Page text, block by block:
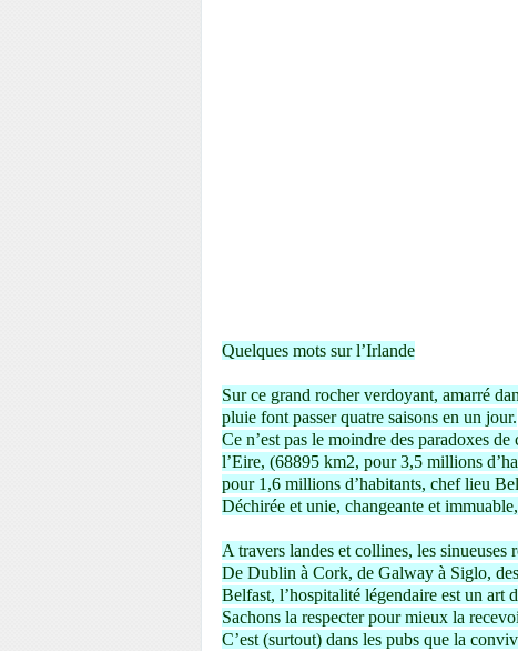
Quelques mots sur l’Irlande
Sur ce grand rocher verdoyant, amarré
pluie font passer quatre saisons en un jour.
Ce n’est pas le moindre des paradoxes
l’Eire, (68895 km2, pour 3,5 millions
pour 1,6 millions d’habitants, chef lieu
Déchirée et unie, changeante et
A travers landes et collines, les sinueuses
De Dublin à Cork, de Galway à Siglo,
Belfast, l’hospitalité légendaire est un art
Sachons la respecter pour mieux la
C’est (surtout) dans les pubs que la